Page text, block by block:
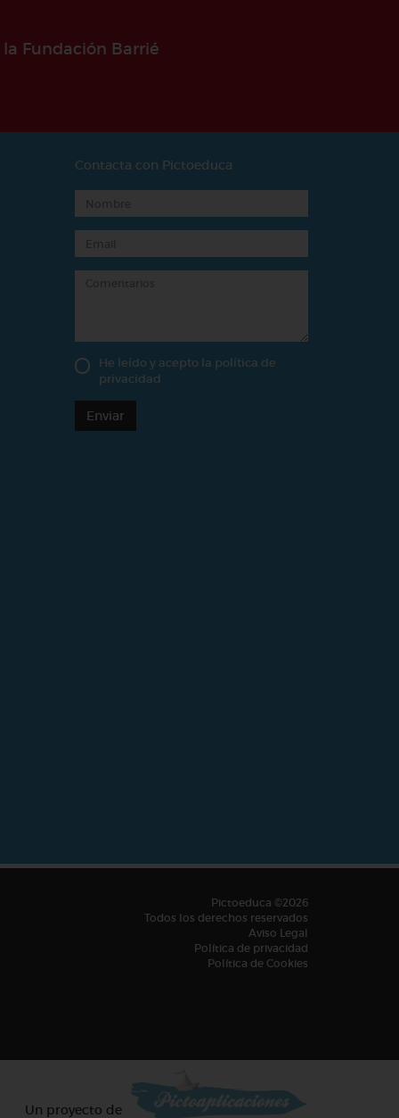
Fundación Barrié
Contacta con Pictoeduca
He leído y acepto la política de
privacidad
Enviar
Pictoeduca ©2026
Todos los derechos reservados
Aviso Legal
Política de privacidad
Política de Cookies
Un proyecto de